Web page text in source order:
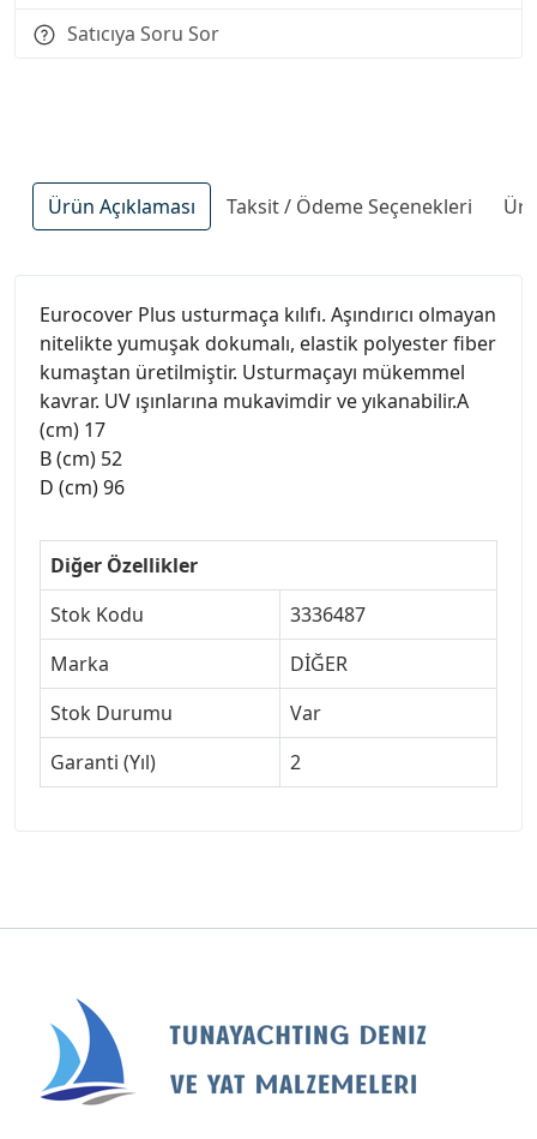
Satıcıya Soru Sor
Ürün Açıklaması Taksit / Ödeme Seçenekleri
Eurocover Plus usturmaça kılıfı. Aşındırıcı olmayan
nitelikte yumuşak dokumalı, elastik polyester fiber
kumaştan üretilmiştir. Usturmaçayı mükemmel
kavrar. UV ışınlarına mukavimdir ve yıkanabilir.A
(cm) 17
B (cm) 52
D (cm) 96
Diğer Özellikler
Stok Kodu
3336487
Marka
DİĞER
Stok Durumu
Var
Garanti (Yıl)
2